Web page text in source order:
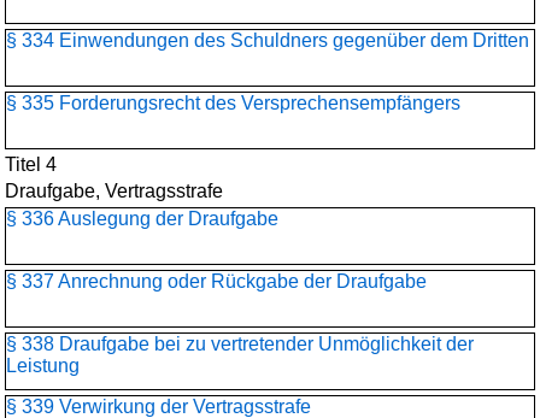
§ 334 Einwendungen des Schuldners gegenüber dem Dritten
§ 335 Forderungsrecht des Versprechensempfängers
Titel 4
Draufgabe, Vertragsstrafe
§ 336 Auslegung der Draufgabe
§ 337 Anrechnung oder Rückgabe der Draufgabe
§ 338 Draufgabe bei zu vertretender Unmöglichkeit der
Leistung
§ 339 Verwirkung der Vertragsstrafe